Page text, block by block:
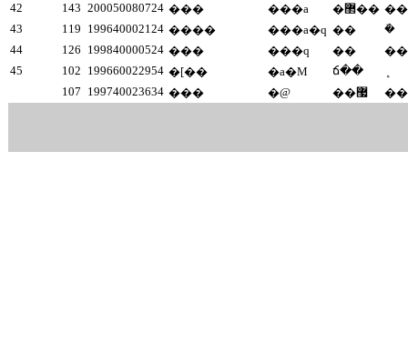
42
143 200050080724 ��� ���a �޲�� ��
43
119 199640002124 ���� ���a�q ��
�ܺ
44
126 199840000524 ��� ���q ��
45
102 199660022954 �[�� �a�M
ճ��
107 199740023634 ��� �@ ��޷ ��